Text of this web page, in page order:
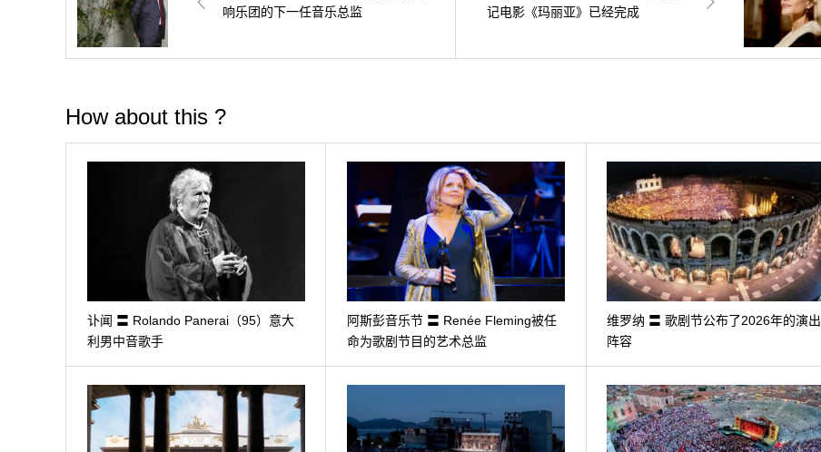
响乐团的下一任音乐总监
记电影《玛丽亚》已经完成
How about this ?
讣闻 〓 Rolando Panerai（95）意大
利男中音歌手
阿斯彭音乐节 〓 Renée Fleming被任
命为歌剧节目的艺术总监
维罗纳 〓 歌剧节公布了2026年的演出
阵容